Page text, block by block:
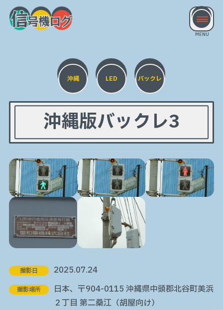
沖縄 LED バックレ
沖縄版バックレ3
撮影日 2025.07.24
撮影場所
日本、〒904-0115 沖縄県中頭郡北谷町美浜
２丁目 第二桑江（胡屋向け）